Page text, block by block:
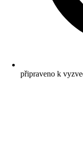
připraveno k